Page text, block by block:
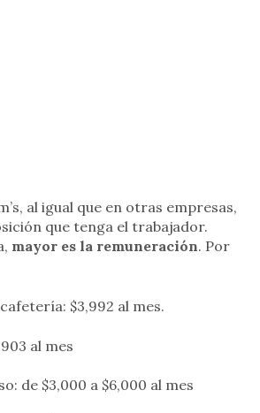
al igual que en otras empresas,
que tenga el trabajador.
mayor es la remuneración. Por
$3,992 al mes.
al mes
de $3,000 a $6,000 al mes